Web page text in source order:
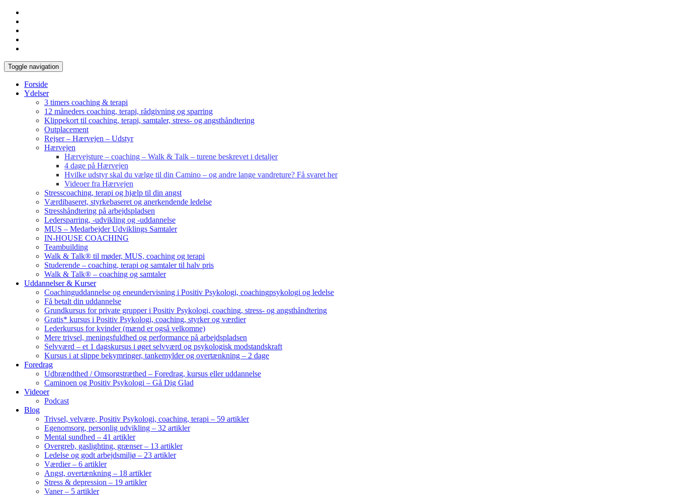
Toggle navigation
Forside
Ydelser
3 timers coaching & terapi
12 måneders coaching, terapi, rådgivning og sparring
Klippekort til coaching, terapi, samtaler, stress- og angsthåndtering
Outplacement
Rejser – Hærvejen – Udstyr
Hærvejen
Hærvejsture – coaching – Walk & Talk – turene beskrevet i detaljer
4 dage på Hærvejen
Hvilke udstyr skal du vælge til din Camino – og andre lange vandreture? Få svaret her
Videoer fra Hærvejen
Stresscoaching, terapi og hjælp til din angst
Værdibaseret, styrkebaseret og anerkendende ledelse
Stresshåndtering på arbejdspladsen
Ledersparring, -udvikling og -uddannelse
MUS – Medarbejder Udviklings Samtaler
IN-HOUSE COACHING
Teambuilding
Walk & Talk® til møder, MUS, coaching og terapi
Studerende – coaching, terapi og samtaler til halv pris
Walk & Talk® – coaching og samtaler
Uddannelser & Kurser
Coachinguddannelse og eneundervisning i Positiv Psykologi, coachingpsykologi og ledelse
Få betalt din uddannelse
Grundkursus for private grupper i Positiv Psykologi, coaching, stress- og angsthåndtering
Gratis* kursus i Positiv Psykologi, coaching, styrker og værdier
Lederkursus for kvinder (mænd er også velkomne)
Mere trivsel, meningsfuldhed og performance på arbejdspladsen
Selvværd – et 1 dagskursus i øget selvværd og psykologisk modstandskraft
Kursus i at slippe bekymringer, tankemylder og overtænkning – 2 dage
Foredrag
Udbrændthed / Omsorgstræthed – Foredrag, kursus eller uddannelse
Caminoen og Positiv Psykologi – Gå Dig Glad
Videoer
Podcast
Blog
Trivsel, velvære, Positiv Psykologi, coaching, terapi – 59 artikler
Egenomsorg, personlig udvikling – 32 artikler
Mental sundhed – 41 artikler
Overgreb, gaslighting, grænser – 13 artikler
Ledelse og godt arbejdsmiljø – 23 artikler
Værdier – 6 artikler
Angst, overtænkning – 18 artikler
Stress & depression – 19 artikler
Vaner – 5 artikler